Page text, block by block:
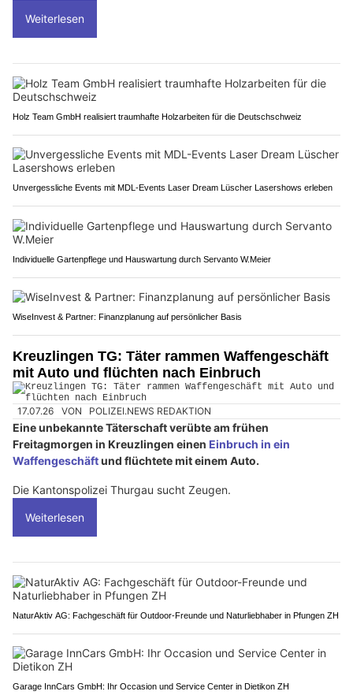
Weiterlesen
Holz Team GmbH realisiert traumhafte Holzarbeiten für die Deutschschweiz
Unvergessliche Events mit MDL-Events Laser Dream Lüscher Lasershows erleben
Individuelle Gartenpflege und Hauswartung durch Servanto W.Meier
WiseInvest & Partner: Finanzplanung auf persönlicher Basis
Kreuzlingen TG: Täter rammen Waffengeschäft
mit Auto und flüchten nach Einbruch
17.07.26 VON POLIZEI.NEWS REDAKTION
Eine unbekannte Täterschaft verübte am frühen
Freitagmorgen in Kreuzlingen einen Einbruch in ein
Waffengeschäftund flüchtete mit einem Auto.
Die Kantonspolizei Thurgau sucht Zeugen.
Weiterlesen
NaturAktiv AG: Fachgeschäft für Outdoor-Freunde und Naturliebhaber in Pfungen ZH
Garage InnCars GmbH: Ihr Occasion und Service Center in Dietikon ZH